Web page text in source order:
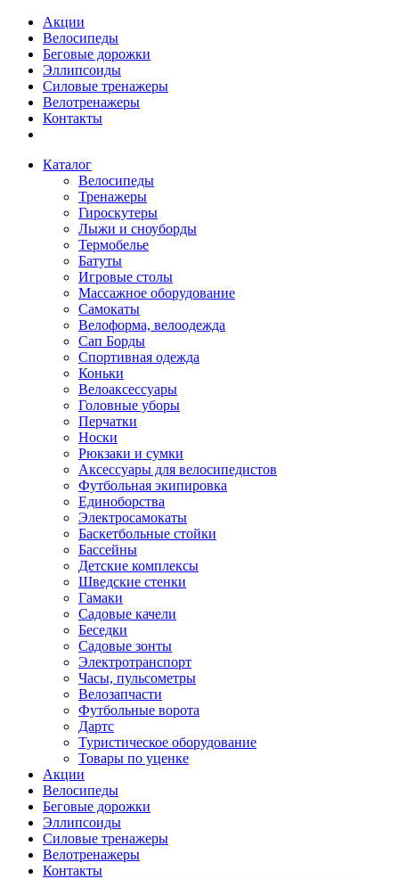
Акции
Велосипеды
Беговые дорожки
Эллипсоиды
Силовые тренажеры
Велотренажеры
Контакты
Каталог
Велосипеды
Тренажеры
Гироскутеры
Лыжи и сноуборды
Термобелье
Батуты
Игровые столы
Массажное оборудование
Самокаты
Велоформа, велоодежда
Сап Борды
Спортивная одежда
Коньки
Велоаксессуары
Головные уборы
Перчатки
Носки
Рюкзаки и сумки
Аксессуары для велосипедистов
Футбольная экипировка
Единоборства
Электросамокаты
Баскетбольные стойки
Бассейны
Детские комплексы
Шведские стенки
Гамаки
Садовые качели
Беседки
Садовые зонты
Электротранспорт
Часы, пульсометры
Велозапчасти
Футбольные ворота
Дартс
Туристическое оборудование
Товары по уценке
Акции
Велосипеды
Беговые дорожки
Эллипсоиды
Силовые тренажеры
Велотренажеры
Контакты